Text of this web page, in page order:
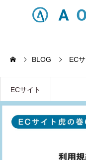
ECサイト制作
Principle
あっ！と おどろく、み
BLOG EC
ECサイト